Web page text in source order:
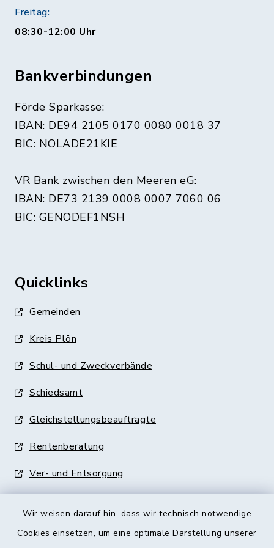
Wir weisen darauf hin, dass wir technisch notwendige
Cookies einsetzen, um eine optimale Darstellung unserer
Freitag:
08:30-12:00 Uhr
Bankverbindungen
Förde Sparkasse:
IBAN: DE94 2105 0170 0080 0018 37
BIC: NOLADE21KIE
VR Bank zwischen den Meeren eG:
IBAN: DE73 2139 0008 0007 7060 06
BIC: GENODEF1NSH
Quicklinks
Gemeinden
Kreis Plön
Schul- und Zweckverbände
Schiedsamt
Gleichstellungsbeauftragte
Rentenberatung
Ver- und Entsorgung